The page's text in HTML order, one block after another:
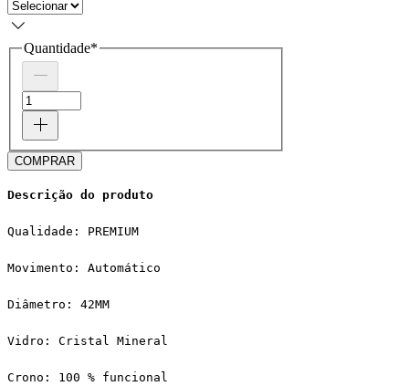
Quantidade*
COMPRAR
Descrição do produto
Qualidade: PREMIUM
Movimento: Automático
Diâmetro: 42MM
Vidro: Cristal Mineral
Crono: 100 % funcional